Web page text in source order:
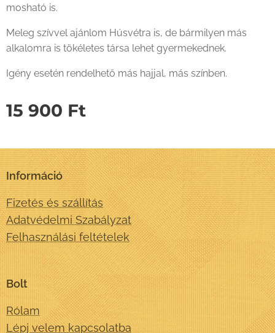
mosható is.
Meleg szívvel ajánlom Húsvétra is, de bármilyen más
alkalomra is tökéletes társa lehet gyermekednek.
Igény esetén rendelhető más hajjal, más színben.
15 900 Ft
Információ
Fizetés és szállítás
Adatvédelmi Szabályzat
Felhasználási feltételek
Bolt
Rólam
Lépj velem kapcsolatba